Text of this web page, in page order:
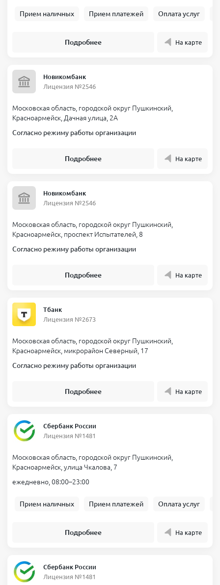
Прием наличных Прием платежей Оплата услуг
Подробнее На карте
Новикомбанк
Лицензия №2546
Московская область, городской округ Пушкинский,
Красноармейск, Дачная улица, 2А
Согласно режиму работы организации
Подробнее На карте
Новикомбанк
Лицензия №2546
Московская область, городской округ Пушкинский,
Красноармейск, проспект Испытателей, 8
Согласно режиму работы организации
Подробнее На карте
Тбанк
Лицензия №2673
Московская область, городской округ Пушкинский,
Красноармейск, микрорайон Северный, 17
Согласно режиму работы организации
Подробнее На карте
Сбербанк России
Лицензия №1481
Московская область, городской округ Пушкинский,
Красноармейск, улица Чкалова, 7
ежедневно, 08:00–23:00
Прием наличных Прием платежей Оплата услуг
Подробнее На карте
Сбербанк России
Лицензия №1481